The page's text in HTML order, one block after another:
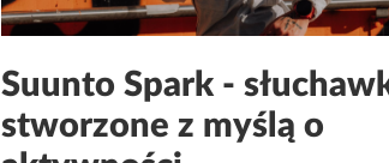
Suunto Spark -
stworzone z myślą o